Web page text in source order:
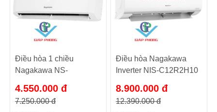
Điều hòa 1 chiều
Nagakawa NS-
4.550.000 đ
7.250.000 đ
Điều hòa Nagakawa
Inverter NIS-C12R2H10
8.900.000 đ
12.390.000 đ